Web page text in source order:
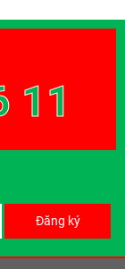
11
Đăng ký